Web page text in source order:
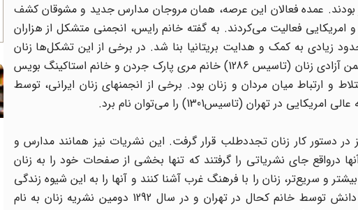
بودند. عمده‌ فعالان‌ این‌ عرصه، همان‌ مروجان‌ مدارس‌ جدید و مشوقان‌ کشف‌
فعالیت‌ می‌کردند. به‌ گفته خانم‌ رایس، انجمنی‌ متشکل‌ از هزاران‌
زیادی‌ به‌ کمک‌ و هدایت‌ بریتانیا بنا شد. در برخی‌ از این تشکل‌ها زنان‌
ایرانی‌ و خارجی‌ در کنار هم عضویت داشتند. به‌عنوان‌‌مثال، در انجمن‌ آزادی زنان‌ (تاسیس‌ 1286) خانم‌ مری‌ پارک‌ جردن‌ و خانم‌ استاکینگ‌ بویس‌
و ارتباط‌ میان مردان‌ و زنان‌ بود. برخی‌ از انجمنهای‌ زنان‌ ایرانی،‌ توسط‌
تهران‌ (تاسیس1301) را می‌توان نام برد.
در دستور کار زنان‌ تجددطلب‌ قرار گرفت‌. این نشریات نیز همانند مدارس‌ و
جای‌ نشریاتی‌ را گرفتند که‌ تنها بخشی‌ از صفحات‌ خود را به‌ زنان‌
و سریع‌تر، زنان‌ را با فرهنگ‌ غرب‌ آشنا کنند و آنها را به این شیوه زندگی
عادت‌ دهند. دراین‌راستا در سال‌ 1289، اولین‌ نشریه‌ زنان‌ به‌ نام‌ دانش‌ توسط‌ خانم‌ کحال‌ در تهران‌ و در سال‌ 1292 دومین‌ نشریه‌ زنان‌ به‌ نام‌